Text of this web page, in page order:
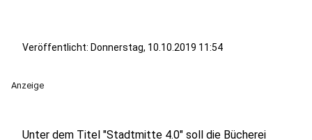
Veröffentlicht: Donnerstag, 10.10.2019 11:54
Anzeige
Unter dem Titel "Stadtmitte 4.0" soll die Bücherei